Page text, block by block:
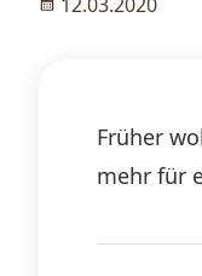
Früher
mehr für